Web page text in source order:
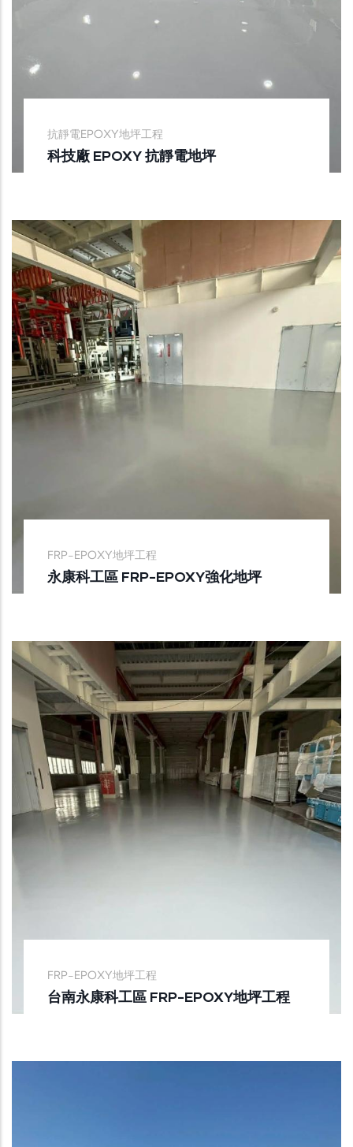
抗靜電EPOXY地坪工程
科技廠 EPOXY 抗靜電地坪
FRP-EPOXY地坪工程
永康科工區 FRP-EPOXY強化地坪
FRP-EPOXY地坪工程
台南永康科工區 FRP-EPOXY地坪工程